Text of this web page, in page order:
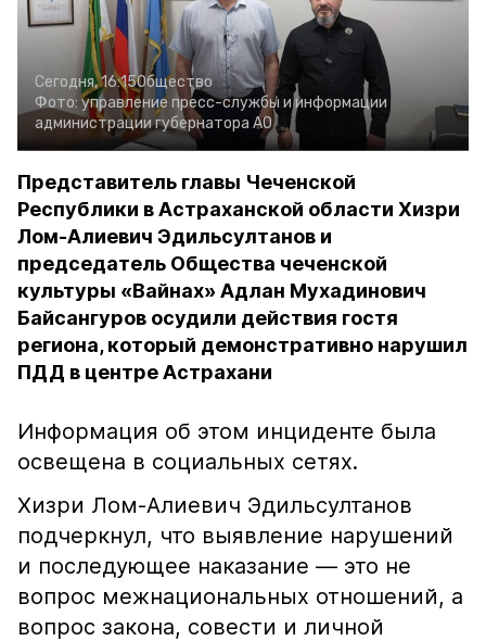
Сегодня, 16:15Общество
Фото: управление пресс-службы и информации
администрации губернатора АО
Представитель главы Чеченской
Республики в Астраханской области Хизри
Лом-Алиевич Эдильсултанов и
председатель Общества чеченской
культуры «Вайнах» Адлан Мухадинович
Байсангуров осудили действия гостя
региона, который демонстративно нарушил
ПДД в центре Астрахани
Информация об этом инциденте была
освещена в социальных сетях.
Хизри Лом-Алиевич Эдильсултанов
подчеркнул, что выявление нарушений
и последующее наказание — это не
вопрос межнациональных отношений, а
вопрос закона, совести и личной